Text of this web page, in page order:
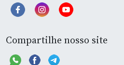
Compartilhe nosso site